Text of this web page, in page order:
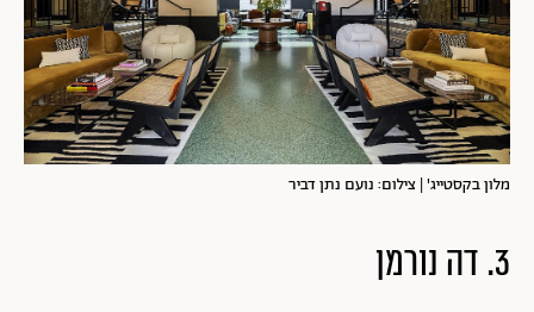
מלון בקסטייג' | צילום: נועם נתן דביר
3. דה נורמן